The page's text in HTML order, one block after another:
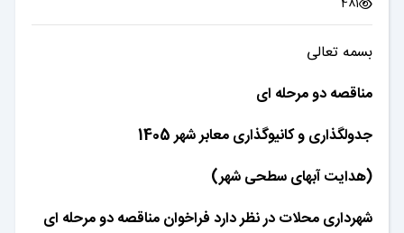
بسمه تعالی
مناقصه دو مرحله ای
جدولگذاری و کانیوگذاری معابر شهر 1405
(هدایت آبهای سطحی شهر)
شهرداری محلات در نظر دارد فراخوان مناقصه دو مرحله ای